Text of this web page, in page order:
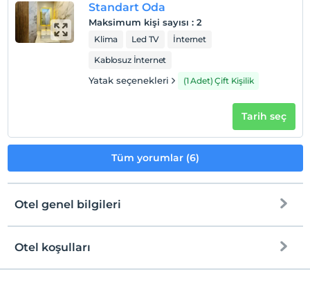
Standart Oda
Maksimum kişi sayısı : 2
Klima Led TV
İnternet
Kablosuz İnternet
Yatak seçenekleri (1 Adet) Çift Kişilik
Tarih seç
Tüm yorumlar (6)
Otel genel bilgileri
Otel koşulları
Check/in